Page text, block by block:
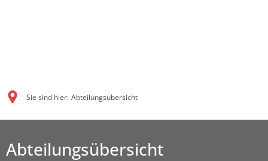
Sie sind hier: Abteilungsübersicht
Abteilungsübersicht